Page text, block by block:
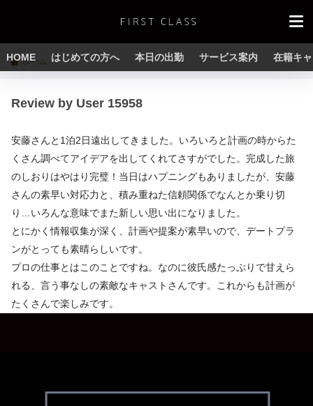
HOME はじめての方へ 本日の出勤 サービス案内 在籍キ
ホーム
Review by User 15958
安藤さんと1泊2日遠出してきました。いろいろと計画の時からた
くさん調べてアイデアを出してくれてさすがでした。完成した旅
のしおりはやはり完璧！当日はハプニングもありましたが、安藤
さんの素早い対応力と、積み重ねた信頼関係でなんとか乗り切
り…いろんな意味でまた新しい思い出になりました。
とにかく情報収集が深く、計画や提案が素早いので、デートプラ
ンがとっても素晴らしいです。
プロの仕事とはこのことですね。なのに彼氏感たっぷりで甘えら
れる、言う事なしの素敵なキャストさんです。これからも計画が
たくさんで楽しみです。